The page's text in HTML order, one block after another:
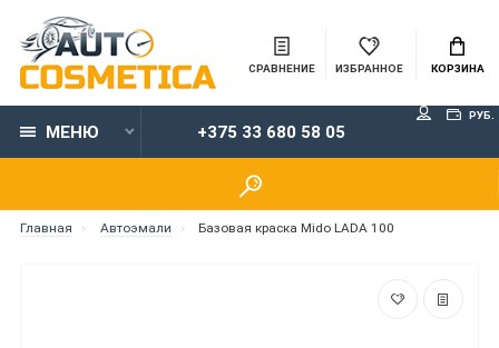
СРАВНЕНИЕ ИЗБРАННОЕ КОРЗИНА
МЕНЮ +375 33 680 58 05
РУБ.
Главная Автоэмали Базовая краска Mido LADA 100